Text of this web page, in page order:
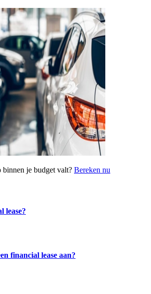
je budget valt? Bereken nu
lease?
financial lease aan?